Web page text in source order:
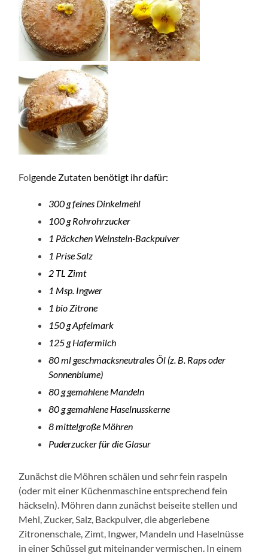
Folgende Zutaten benötigt ihr dafür:
300 g feines Dinkelmehl
100 g Rohrohrzucker
1 Päckchen Weinstein-Backpulver
1 Prise Salz
2 TL Zimt
1 Msp. Ingwer
1 bio Zitrone
150 g Apfelmark
125 g Hafermilch
80 ml geschmacksneutrales Öl (z. B. Raps oder
Sonnenblume)
80 g gemahlene Mandeln
80 g gemahlene Haselnusskerne
8 mittelgroße Möhren
Puderzucker für die Glasur
Zunächst die Möhren schälen und sehr fein raspeln
(oder mit einer Küchenmaschine entsprechend fein
häckseln). Möhren dann zunächst beiseite stellen und
Mehl, Zucker, Salz, Backpulver, die abgeriebene
Zitronenschale, Zimt, Ingwer, Mandeln und Haselnüsse
in einer Schüssel gut miteinander vermischen. In einem